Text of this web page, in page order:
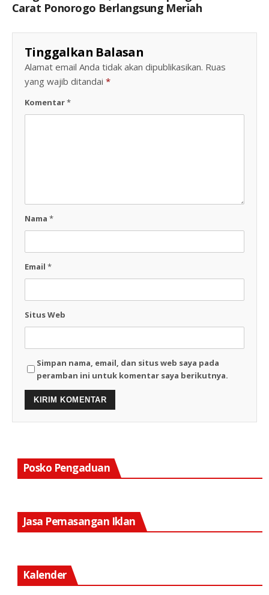
Carat Ponorogo Berlangsung Meriah
Tinggalkan Balasan
Alamat email Anda tidak akan dipublikasikan. Ruas
yang wajib ditandai *
Komentar*
Nama *
Email *
Situs Web
Simpan nama, email, dan situs web saya pada
peramban ini untuk komentar saya berikutnya.
Posko Pengaduan
Jasa Pemasangan Iklan
Kalender